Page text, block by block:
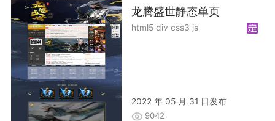
龙腾盛世静态单页
html5 div css3 js
2022 年 05 月 31 日发布
9042